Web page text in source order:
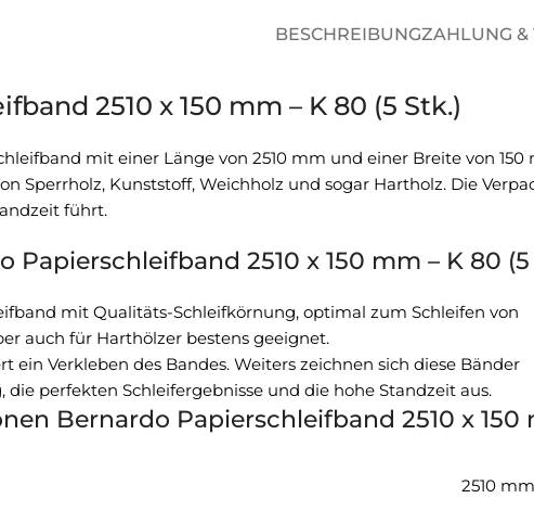
BESCHREIBUNGZAHLUNG &
2510 x 150 mm – K 80 (5 Stk.)
mit einer Länge von 2510 mm und einer Breite von
Sperrholz, Kunststoff, Weichholz und sogar Hartholz. Die
führt.
Papierschleifband 2510 x 150 mm – K 80 (5
mit Qualitäts-Schleifkörnung, optimal zum Schleifen von
auch für Harthölzer bestens geeignet.
ein Verkleben des Bandes. Weiters zeichnen sich diese Bänder
perfekten Schleifergebnisse und die hohe Standzeit aus.
Bernardo Papierschleifband 2510 x 150
2510 mm